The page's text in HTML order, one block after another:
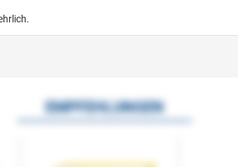
EMPFEHLUNGEN